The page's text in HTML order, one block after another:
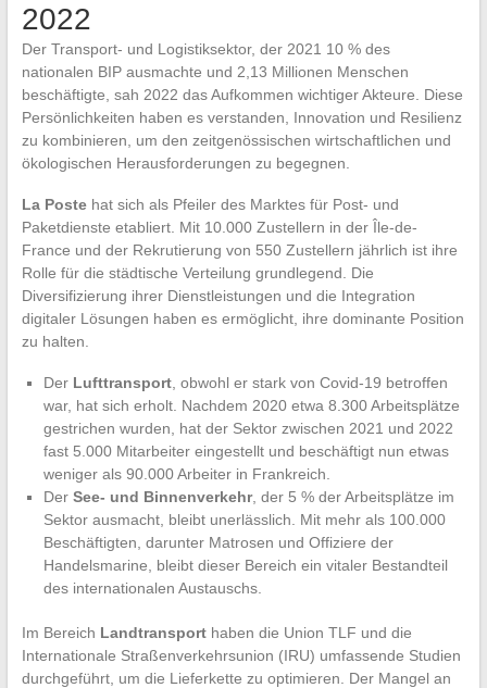
2022
Der Transport- und Logistiksektor, der 2021 10 % des
nationalen BIP ausmachte und 2,13 Millionen Menschen
beschäftigte, sah 2022 das Aufkommen wichtiger Akteure. Diese
Persönlichkeiten haben es verstanden, Innovation und Resilienz
zu kombinieren, um den zeitgenössischen wirtschaftlichen und
ökologischen Herausforderungen zu begegnen.
La Postehat sich als Pfeiler des Marktes für Post- und
Paketdienste etabliert. Mit 10.000 Zustellern in der Île-de-
France und der Rekrutierung von 550 Zustellern jährlich ist ihre
Rolle für die städtische Verteilung grundlegend. Die
Diversifizierung ihrer Dienstleistungen und die Integration
digitaler Lösungen haben es ermöglicht, ihre dominante Position
zu halten.
Der Lufttransport, obwohl er stark von Covid-19 betroffen
war, hat sich erholt. Nachdem 2020 etwa 8.300 Arbeitsplätze
gestrichen wurden, hat der Sektor zwischen 2021 und 2022
fast 5.000 Mitarbeiter eingestellt und beschäftigt nun etwas
weniger als 90.000 Arbeiter in Frankreich.
Der See- und Binnenverkehr, der 5 % der Arbeitsplätze im
Sektor ausmacht, bleibt unerlässlich. Mit mehr als 100.000
Beschäftigten, darunter Matrosen und Offiziere der
Handelsmarine, bleibt dieser Bereich ein vitaler Bestandteil
des internationalen Austauschs.
Im Bereich Landtransporthaben die Union TLF und die
Internationale Straßenverkehrsunion (IRU) umfassende Studien
durchgeführt, um die Lieferkette zu optimieren. Der Mangel an